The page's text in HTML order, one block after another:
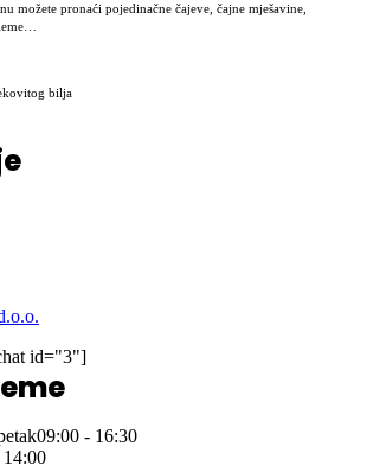
možete pronaći pojedinačne čajeve, čajne mješavine,
bilja
id="3"]
09:00 - 16:30